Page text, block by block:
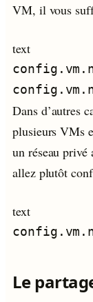
VM, il vous
text
Dans d’autres
plusieurs VMs
un réseau privé
allez plutôt
text
Le